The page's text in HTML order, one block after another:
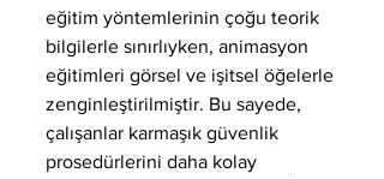
eğitim yöntemlerinin çoğu teorik
bilgilerle sınırlıyken, animasyon
eğitimleri görsel ve işitsel öğelerle
zenginleştirilmiştir. Bu sayede,
çalışanlar karmaşık güvenlik
prosedürlerini daha kolay